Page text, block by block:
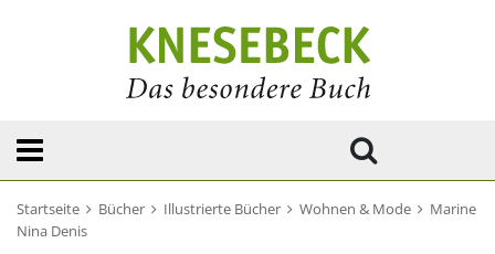
Startseite Bücher Illustrierte Bücher Wohnen & Mode
Marine
Nina Denis